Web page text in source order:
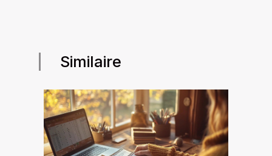
Similaire